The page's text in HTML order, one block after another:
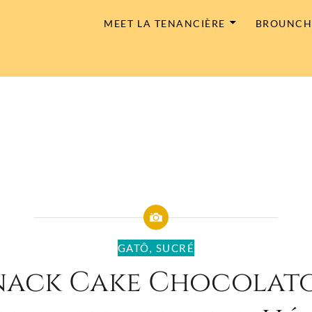
MEET LA TENANCIÈRE BROUNCH
GATÔ SUCRÉ
Cake